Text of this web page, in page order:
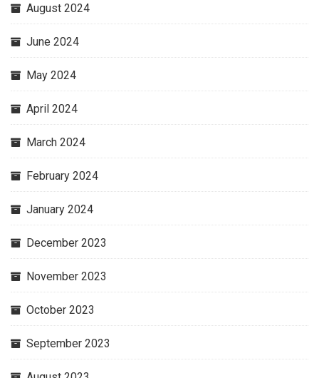
August 2024
June 2024
May 2024
April 2024
March 2024
February 2024
January 2024
December 2023
November 2023
October 2023
September 2023